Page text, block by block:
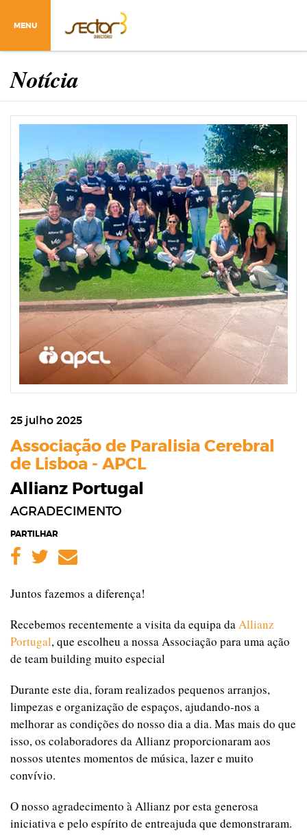
MENU
Notícia
25 julho 2025
Associação de Paralisia Cerebral
de Lisboa - APCL
Allianz Portugal
AGRADECIMENTO
PARTILHAR
Facebook
Twitter
Email
Juntos fazemos a diferença!
Recebemos recentemente a visita da equipa daAllianz
Portugal, que escolheu a nossa Associação para uma ação
de team building muito especial
Durante este dia, foram realizados pequenos arranjos,
limpezas e organização de espaços, ajudando-nos a
melhorar as condições do nosso dia a dia. Mas mais do que
isso, os colaboradores da Allianz proporcionaram aos
nossos utentes momentos de música, lazer e muito
convívio.
O nosso agradecimento à Allianz por esta generosa
iniciativa e pelo espírito de entreajuda que demonstraram.